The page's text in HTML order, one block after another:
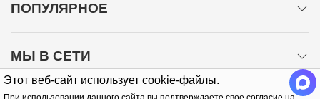
Этот веб-сайт использует cookie-файлы.
ПОПУЛЯРНОЕ
МЫ В СЕТИ